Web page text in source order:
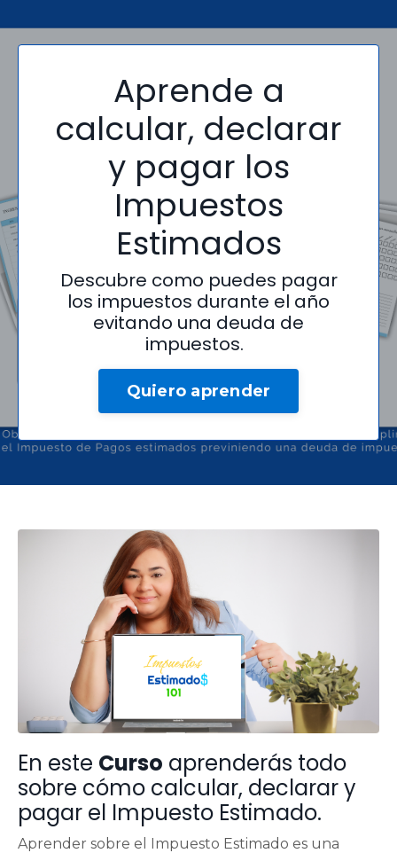
Aprende a
calcular, declarar
y pagar los
Impuestos
Estimados
Descubre como puedes pagar
los impuestos durante el año
evitando una deuda de
impuestos.
Quiero aprender
En este Curso aprenderás todo
sobre cómo calcular, declarar y
pagar el Impuesto Estimado.
Aprender sobre el Impuesto Estimado es una